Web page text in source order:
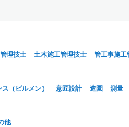
理技士 土木施工管理技士 管工事施工
（ビルメン） 意匠設計 造園 測量
他